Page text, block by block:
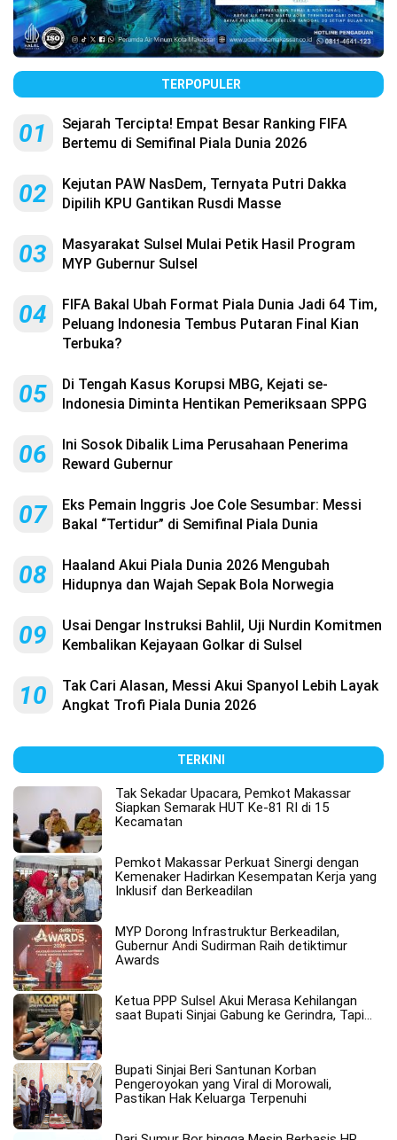
TERPOPULER
01
Sejarah Tercipta! Empat Besar Ranking FIFA
Bertemu di Semifinal Piala Dunia 2026
02
Kejutan PAW NasDem, Ternyata Putri Dakka
Dipilih KPU Gantikan Rusdi Masse
03
Masyarakat Sulsel Mulai Petik Hasil Program
MYP Gubernur Sulsel
04
FIFA Bakal Ubah Format Piala Dunia Jadi 64 Tim,
Peluang Indonesia Tembus Putaran Final Kian
Terbuka?
05
Di Tengah Kasus Korupsi MBG, Kejati se-
Indonesia Diminta Hentikan Pemeriksaan SPPG
06
Ini Sosok Dibalik Lima Perusahaan Penerima
Reward Gubernur
07
Eks Pemain Inggris Joe Cole Sesumbar: Messi
Bakal “Tertidur” di Semifinal Piala Dunia
08
Haaland Akui Piala Dunia 2026 Mengubah
Hidupnya dan Wajah Sepak Bola Norwegia
09
Usai Dengar Instruksi Bahlil, Uji Nurdin Komitmen
Kembalikan Kejayaan Golkar di Sulsel
10
Tak Cari Alasan, Messi Akui Spanyol Lebih Layak
Angkat Trofi Piala Dunia 2026
TERKINI
Tak Sekadar Upacara, Pemkot Makassar
Siapkan Semarak HUT Ke-81 RI di 15
Kecamatan
Pemkot Makassar Perkuat Sinergi dengan
Kemenaker Hadirkan Kesempatan Kerja yang
Inklusif dan Berkeadilan
MYP Dorong Infrastruktur Berkeadilan,
Gubernur Andi Sudirman Raih detiktimur
Awards
Ketua PPP Sulsel Akui Merasa Kehilangan
saat Bupati Sinjai Gabung ke Gerindra, Tapi…
Bupati Sinjai Beri Santunan Korban
Pengeroyokan yang Viral di Morowali,
Pastikan Hak Keluarga Terpenuhi